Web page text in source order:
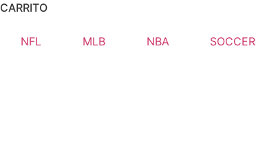
CARRITO
NFL MLB NBA SOCCER